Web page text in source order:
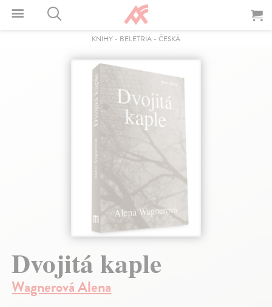
KNIHY - BELETRIA - ČESKÁ
Dvojitá kaple
Wagnerová Alena